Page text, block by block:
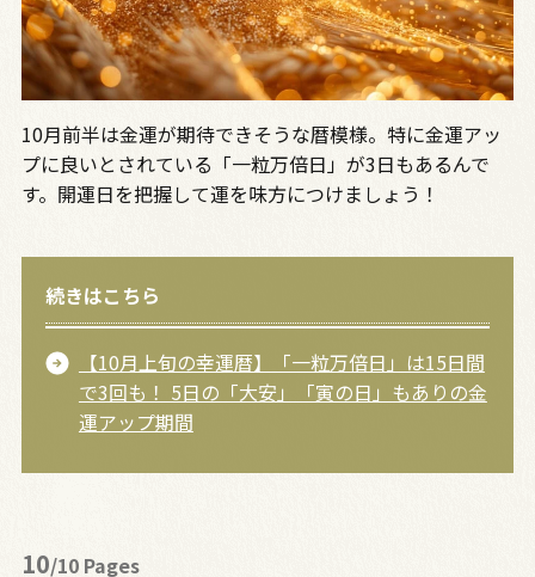
10月前半は金運が期待できそうな暦模様。特に金運アッ
プに良いとされている「一粒万倍日」が3日もあるんで
す。開運日を把握して運を味方につけましょう！
続きはこちら
【10月上旬の幸運暦】「一粒万倍日」は15日間
で3回も！ 5日の「大安」「寅の日」もありの金
運アップ期間
10/10 Pages